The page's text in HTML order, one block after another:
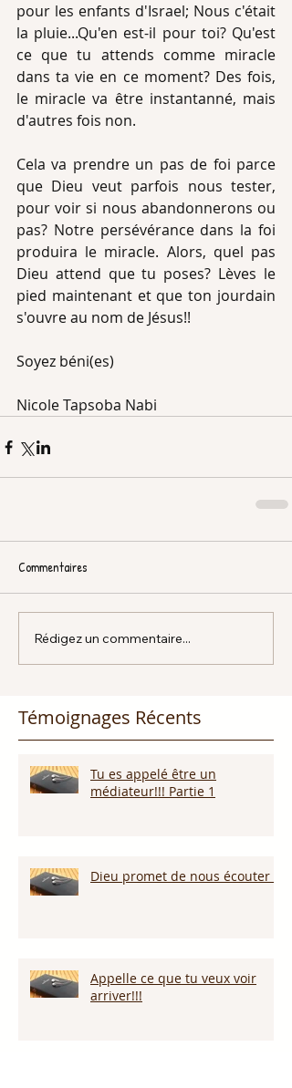
pour les enfants d'Israel; Nous c'était
la pluie...Qu'en est-il pour toi? Qu'est
ce que tu attends comme miracle
dans ta vie en ce moment? Des fois,
le miracle va être instantanné, mais
d'autres fois non.
Cela va prendre un pas de foi parce
que Dieu veut parfois nous tester,
pour voir si nous abandonnerons ou
pas? Notre persévérance dans la foi
produira le miracle. Alors, quel pas
Dieu attend que tu poses? Lèves le
pied maintenant et que ton jourdain
s'ouvre au nom de Jésus!!
Soyez béni(es)
Nicole Tapsoba Nabi
Commentaires
Rédigez un commentaire...
Témoignages Récents
Tu es appelé être un
médiateur!!! Partie 1
Dieu promet de nous écouter !
Appelle ce que tu veux voir
arriver!!!